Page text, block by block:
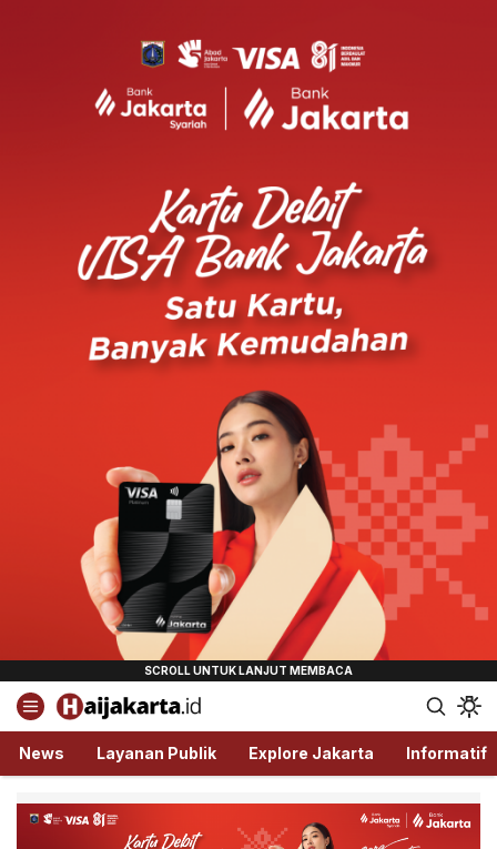
Haijakarta.id
Semua Tentang Jakarta Ada Disini!
News Layanan Publik Explore Jakarta Informatif